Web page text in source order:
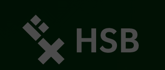
Seiteninhalt
springen